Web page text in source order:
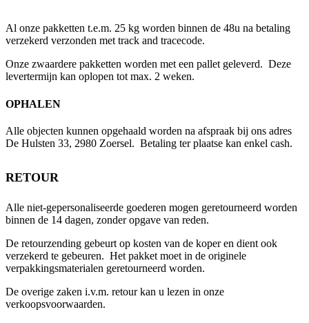
Al onze pakketten t.e.m. 25 kg worden binnen de 48u na betaling
verzekerd verzonden met track and tracecode.
Onze zwaardere pakketten worden met een pallet geleverd. Deze
levertermijn kan oplopen tot max. 2 weken.
OPHALEN
Alle objecten kunnen opgehaald worden na afspraak bij ons adres
De Hulsten 33, 2980 Zoersel. Betaling ter plaatse kan enkel cash.
RETOUR
Alle niet-gepersonaliseerde goederen mogen geretourneerd worden
binnen de 14 dagen, zonder opgave van reden.
De retourzending gebeurt op kosten van de koper en dient ook
verzekerd te gebeuren. Het pakket moet in de originele
verpakkingsmaterialen geretourneerd worden.
De overige zaken i.v.m. retour kan u lezen in onze
verkoopsvoorwaarden.